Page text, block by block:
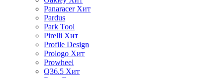
Panaracer Хит
Pardus
Park Tool
Pirelli Хит
Profile Design
Prologo Хит
Prowheel
Q36.5 Хит